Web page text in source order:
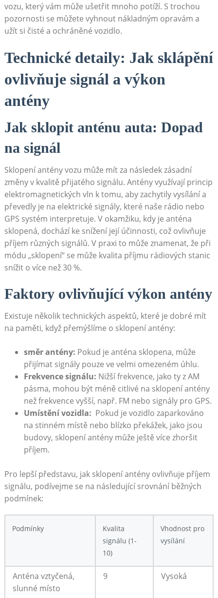
vozu, který vám‍ může‌ ušetřit mnoho potíží. S trochou
pozornosti se můžete vyhnout nákladným opravám a
‍užít si čisté a ochráněné vozidlo.
Technické detaily: Jak sklápění
ovlivňuje signál a výkon
antény
Jak sklopit anténu auta: Dopad⁤
na signál
Sklopení antény vozu může⁢ mít za následek zásadní
změny v kvalitě přijatého signálu. ⁣Antény využívají princip⁤
elektromagnetických vln k tomu, aby ​zachytily vysílání a
převedly je na elektrické signály, které naše rádio nebo
⁢GPS ‍systém interpretuje. V okamžiku, kdy je anténa
sklopená, dochází ke ⁣snížení její účinnosti, což ovlivňuje
příjem různých signálů. V praxi to může znamenat,⁣ že ⁣při
módu „sklopení“ se může ⁣kvalita příjmu rádiových stanic
snížit o více než 30 %.
Faktory ovlivňující výkon antény
Existuje několik technických aspektů, které je ‍dobré mít
na paměti, když přemýšlíme ​o sklopení antény:
směr antény: Pokud je anténa sklopena, může
přijímat signály⁣ pouze ve velmi‌ omezeném úhlu.
Frekvence signálu: Nižší frekvence, jako ty⁤ z AM
pásma, mohou být méně citlivé na ​sklopení antény
než frekvence vyšší, např. ​FM nebo signály pro GPS.
Umístění vozidla: ⁣ Pokud je ⁤vozidlo zaparkováno
na⁣ stinném místě nebo blízko překážek, jako jsou
budovy, sklopení antény může ještě více zhoršit
příjem.
Pro lepší představu, jak ​sklopení antény ovlivňuje příjem
signálu, podívejme se na následující srovnání běžných
podmínek:
Podmínky
Kvalita
signálu​ (1-
10)
Vhodnost pro⁣
vysílání
Anténa vztyčená,
‍slunné místo
9 Vysoká